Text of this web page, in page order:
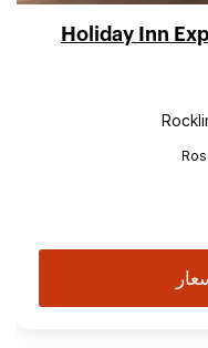
Holiday Inn